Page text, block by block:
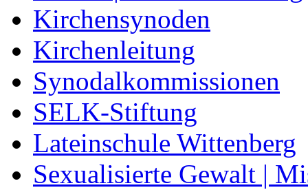
Kirchensynoden
Kirchenleitung
Synodalkommissionen
SELK-Stiftung
Lateinschule Wittenberg
Sexualisierte Gewalt |